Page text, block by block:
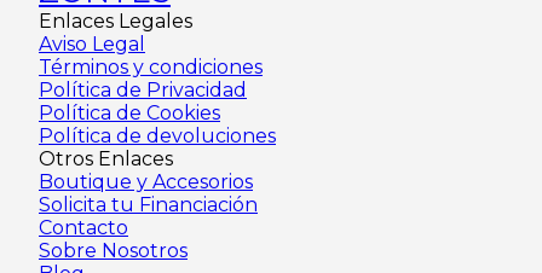
Enlaces Legales
Aviso Legal
Términos y condiciones
Política de Privacidad
Política de Cookies
Política de devoluciones
Otros Enlaces
Boutique y Accesorios
Solicita tu Financiación
Contacto
Sobre Nosotros